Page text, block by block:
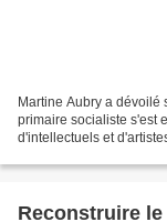
Martine Aubry a
primaire socialiste s'est
d'intellectuels et
Reconstruire